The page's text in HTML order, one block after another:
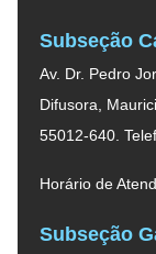
Subseção
Av. Dr. Pedro
Difusora,
55012-640.
Horário de
Subseção